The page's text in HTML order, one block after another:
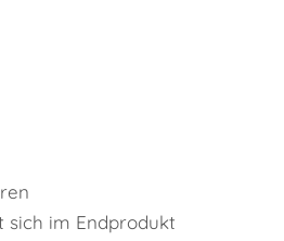
sich im Endprodukt